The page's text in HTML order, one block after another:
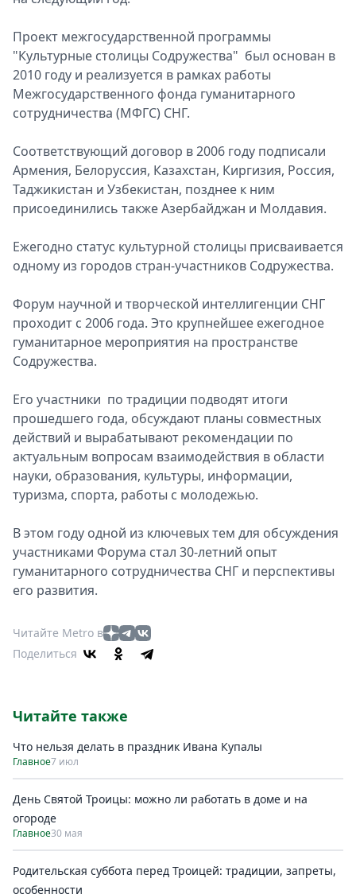
Проект межгосударственной программы
"Культурные столицы Содружества" был основан в
2010 году и реализуется в рамках работы
Межгосударственного фонда гуманитарного
сотрудничества (МФГС) СНГ.
Соответствующий договор в 2006 году подписали
Армения, Белоруссия, Казахстан, Киргизия, Россия,
Таджикистан и Узбекистан, позднее к ним
присоединились также Азербайджан и Молдавия.
Ежегодно статус культурной столицы присваивается
одному из городов стран-участников Содружества.
Форум научной и творческой интеллигенции СНГ
проходит с 2006 года. Это крупнейшее ежегодное
гуманитарное мероприятия на пространстве
Содружества.
Его участники по традиции подводят итоги
прошедшего года, обсуждают планы совместных
действий и вырабатывают рекомендации по
актуальным вопросам взаимодействия в области
науки, образования, культуры, информации,
туризма, спорта, работы с молодежью.
В этом году одной из ключевых тем для обсуждения
участниками Форума стал 30-летний опыт
гуманитарного сотрудничества СНГ и перспективы
его развития.
Читайте Metro в
Поделиться
Читайте также
Что нельзя делать в праздник Ивана Купалы
Главное7 июл
День Святой Троицы: можно ли работать в доме и на
огороде
Главное30 мая
Родительская суббота перед Троицей: традиции, запреты,
особенности